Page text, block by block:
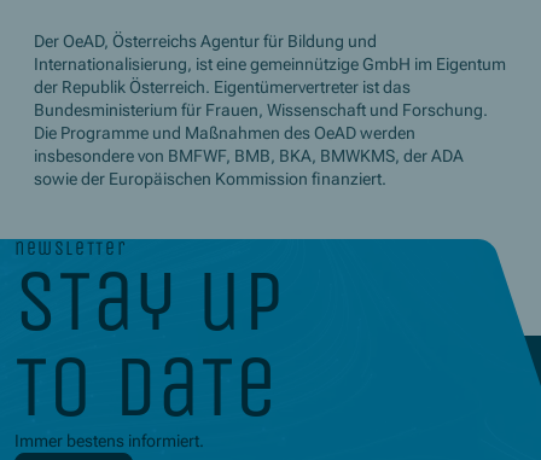
Der OeAD, Österreichs Agentur für Bildung und
Internationalisierung, ist eine gemeinnützige GmbH im Eigentum
der Republik Österreich. Eigentümervertreter ist das
Bundesministerium für Frauen, Wissenschaft und Forschung.
Die Programme und Maßnahmen des OeAD werden
insbesondere von BMFWF, BMB, BKA, BMWKMS, der ADA
sowie der Europäischen Kommission finanziert.
newsletter
stay up
to date
Immer bestens informiert.